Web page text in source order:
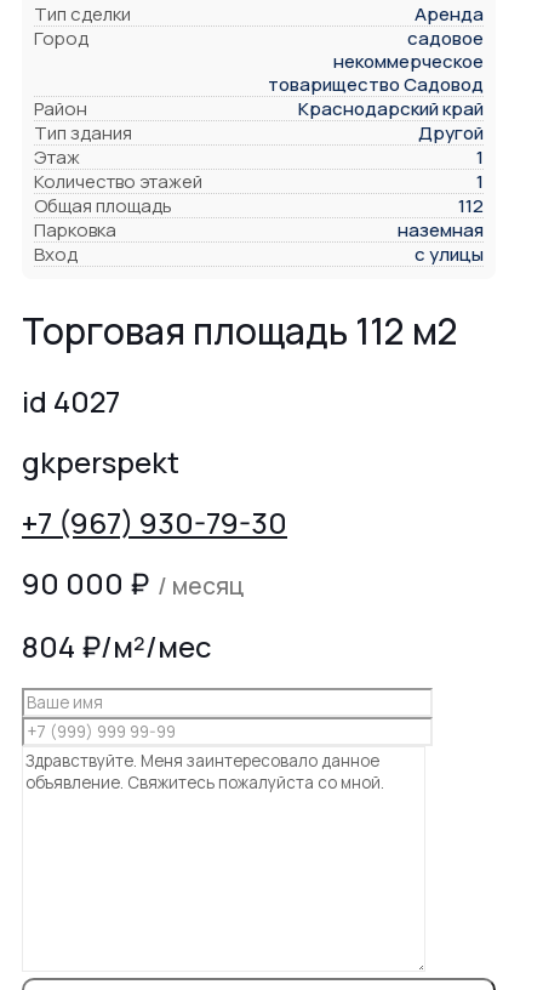
Тип сделки
Аренда
Город
садовое
некоммерческое
товарищество Садовод
Район
Краснодарский край
Тип здания
Другой
Этаж
1
Количество этажей
1
Общая площадь
112
Парковка
наземная
Вход
с улицы
Торговая площадь 112 м2
id 4027
gkperspekt
+7 (967) 930-79-30
90 000 ₽ / месяц
804 ₽/м²/мес